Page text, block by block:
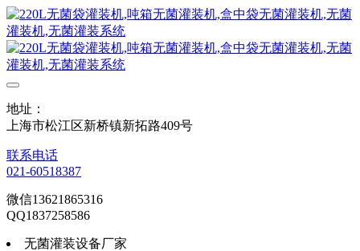
地址：
上海市松江区新桥镇新拓路409号
联系电话
021-60518387
微信13621865316
QQ1837258586
无菌灌装设备厂家